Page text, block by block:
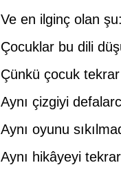
Ve en ilginç olan şu:
Çocuklar bu dili
Çünkü çocuk
Aynı çizgiyi
Aynı oyunu
Aynı hikâyeyi